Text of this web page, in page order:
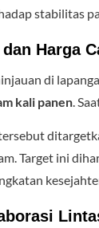
stabilitas
Harga
di
kali panen.
Target ini